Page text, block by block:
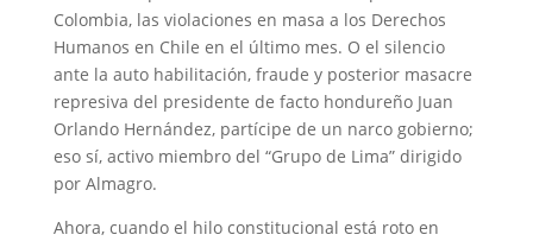
Colombia, las violaciones en masa a los Derechos
Humanos en Chile en el último mes. O el silencio
ante la auto habilitación, fraude y posterior masacre
represiva del presidente de facto hondureño Juan
Orlando Hernández, partícipe de un narco gobierno;
eso sí, activo miembro del “Grupo de Lima” dirigido
por Almagro.
Ahora, cuando el hilo constitucional está roto en